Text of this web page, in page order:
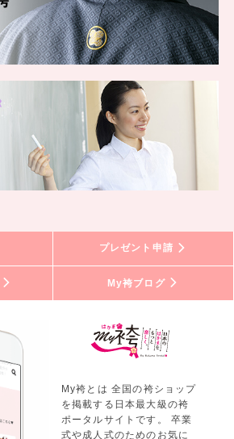
プレゼント申請
My袴ブログ
My袴とは 全国の袴ショップ
を掲載する日本最大級の袴
ポータルサイトです。 卒業
式や成人式のためのお気に